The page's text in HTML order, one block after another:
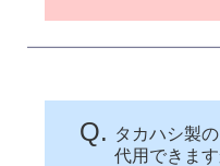
Q. タカハシ製
代用できます